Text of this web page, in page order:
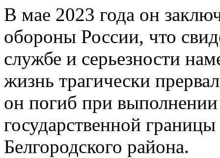
В мае 2023 года он
обороны России, что
службе и серьезности
жизнь трагически
он погиб при
государственной границы
Белгородского района.